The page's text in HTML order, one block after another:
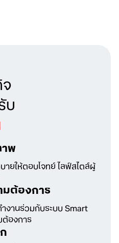
บ
พ
ายให้ตอบโจทย์ไลฟ์สไตล์ผู้
มต้องการ
งานร่วมกับระบบSmart
ต้องการ